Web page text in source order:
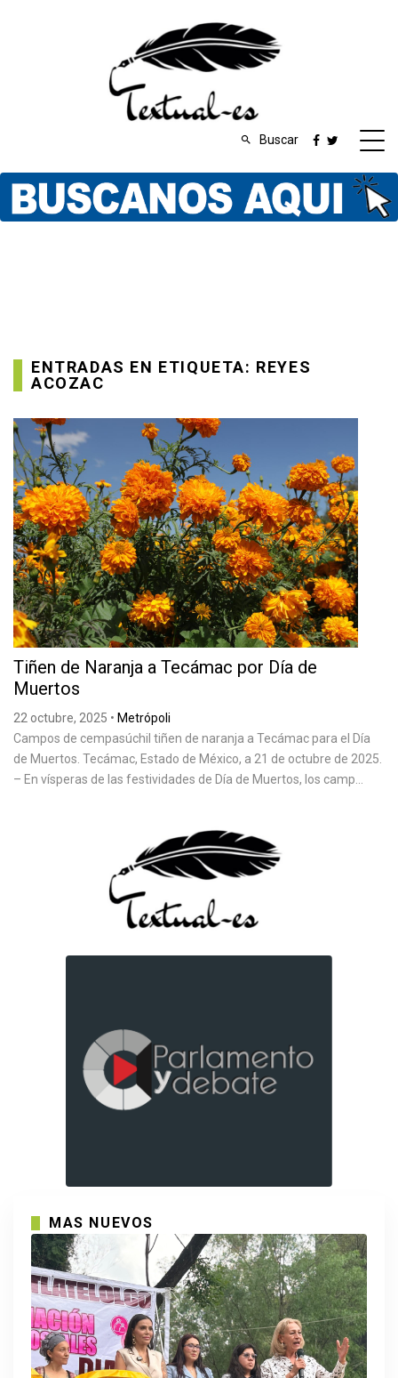
Buscar
ENTRADAS EN ETIQUETA: REYES
ACOZAC
Tiñen de Naranja a Tecámac por Día de
Muertos
22 octubre, 2025 • Metrópoli
Campos de cempasúchil tiñen de naranja a Tecámac para el Día
de Muertos. Tecámac, Estado de México, a 21 de octubre de 2025.
– En vísperas de las festividades de Día de Muertos, los camp...
MAS NUEVOS